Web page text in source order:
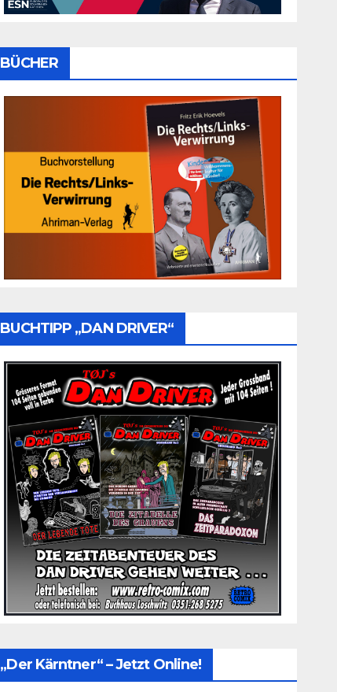
BÜCHER
BUCHTIPP „DAN DRIVER“
„Der Kärntner“ – Jetzt Online!